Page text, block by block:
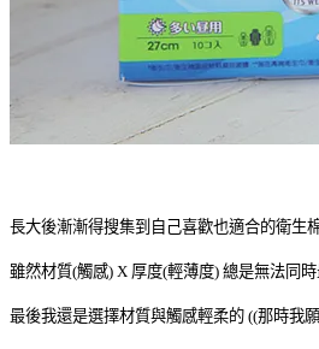
長大後漸漸得搜集到自己喜歡也適合的衛生
雖然材質(觸感) X 厚度(輕薄度) 總是無法同
最後我還是選擇材質與觸感輕柔的 ((那時我